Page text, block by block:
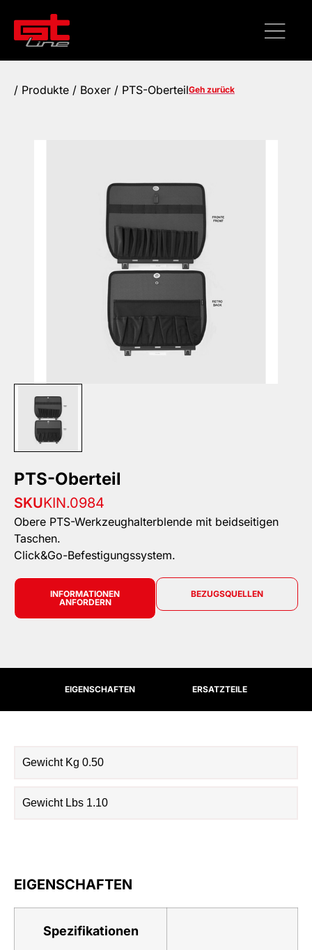
/ Produkte / Boxer / PTS-OberteilGeh zurück
PTS-Oberteil
SKUKIN.0984
Obere PTS-Werkzeughalterblende mit beidseitigen
Taschen.
Click&Go-Befestigungssystem.
INFORMATIONEN
ANFORDERN
BEZUGSQUELLEN
EIGENSCHAFTEN ERSATZTEILE
Gewicht Kg 0.50
Gewicht Lbs 1.10
EIGENSCHAFTEN
Spezifikationen